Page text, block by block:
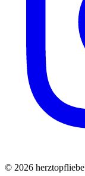
© 2026 herztopfliebe